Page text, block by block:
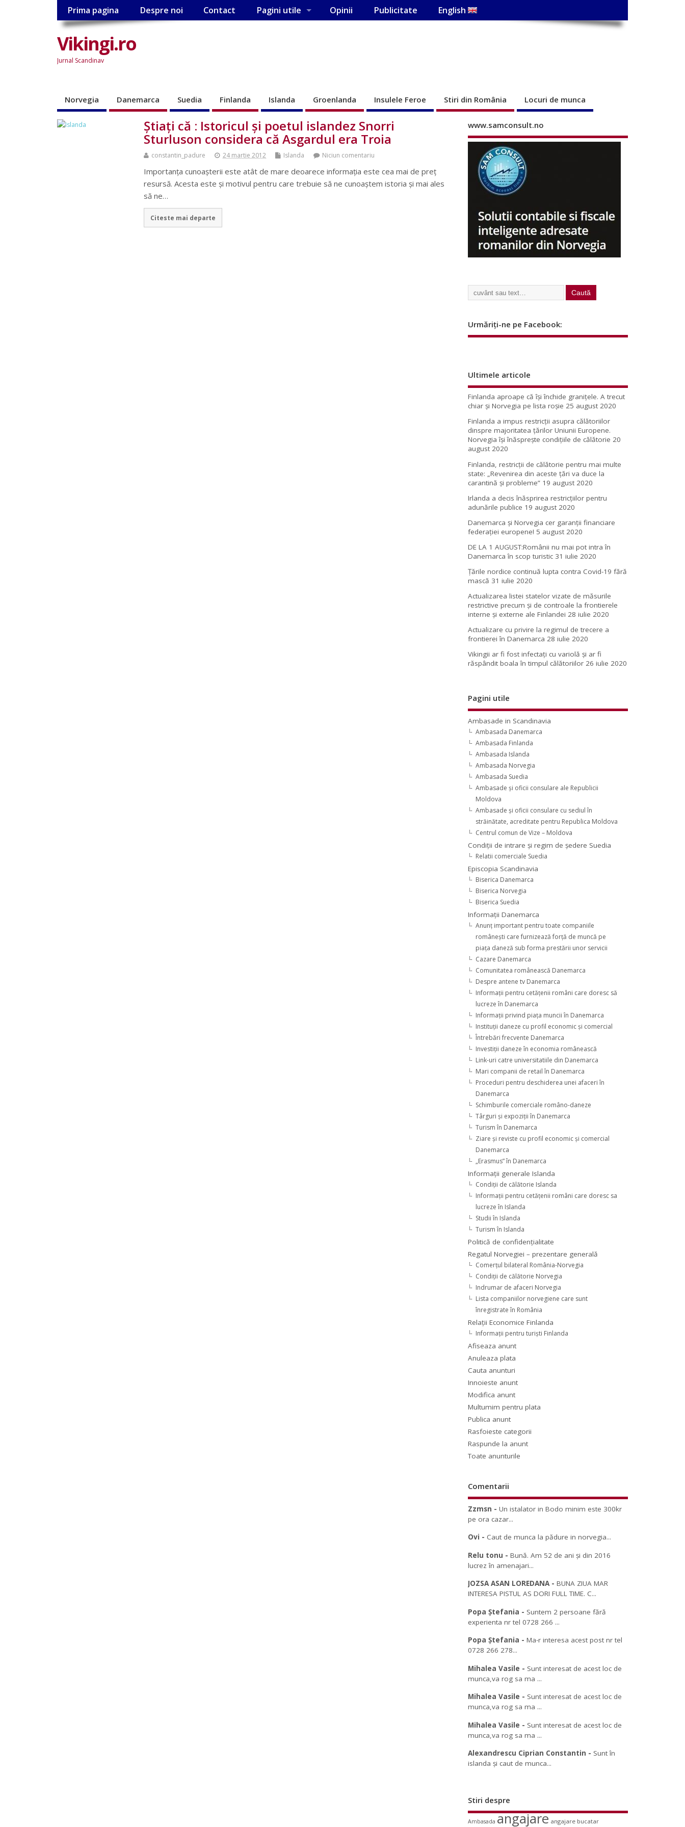
Prima pagina Despre noi Contact Pagini utile Opinii Publicitate English
Vikingi.ro
Jurnal Scandinav
Norvegia Danemarca Suedia Finlanda Islanda Groenlanda Insulele Feroe Stiri din România Locuri de munca
Ştiaţi că : Istoricul şi poetul islandez Snorri
Sturluson considera că Asgardul era Troia
constantin_padure 24 martie 2012 Islanda Niciun comentariu
Importanţa cunoaşterii este atât de mare deoarece informaţia este cea mai de preţ
resursă. Acesta este şi motivul pentru care trebuie să ne cunoaştem istoria şi mai ales
să ne…
Citeste mai departe
www.samconsult.no
Urmăriți-ne pe Facebook:
Ultimele articole
Finlanda aproape că își închide granițele. A trecut
chiar și Norvegia pe lista roșie 25 august 2020
Finlanda a impus restricţii asupra călătoriilor
dinspre majoritatea ţărilor Uniunii Europene.
Norvegia își înăsprește condițiile de călătorie 20
august 2020
Finlanda, restricţii de călătorie pentru mai multe
state: „Revenirea din aceste ţări va duce la
carantină şi probleme” 19 august 2020
Irlanda a decis înăsprirea restricțiilor pentru
adunările publice 19 august 2020
Danemarca și Norvegia cer garanții financiare
federației europene! 5 august 2020
DE LA 1 AUGUST:Românii nu mai pot intra în
Danemarca în scop turistic 31 iulie 2020
Țările nordice continuă lupta contra Covid-19 fără
mască 31 iulie 2020
Actualizarea listei statelor vizate de măsurile
restrictive precum și de controale la frontierele
interne și externe ale Finlandei 28 iulie 2020
Actualizare cu privire la regimul de trecere a
frontierei în Danemarca 28 iulie 2020
Vikingii ar fi fost infectaţi cu variolă şi ar fi
răspândit boala în timpul călătoriilor 26 iulie 2020
Pagini utile
Ambasade in Scandinavia
Ambasada Danemarca
Ambasada Finlanda
Ambasada Islanda
Ambasada Norvegia
Ambasada Suedia
Ambasade şi oficii consulare ale Republicii
Moldova
Ambasade şi oficii consulare cu sediul în
străinătate, acreditate pentru Republica Moldova
Centrul comun de Vize – Moldova
Condiţii de intrare şi regim de şedere Suedia
Relatii comerciale Suedia
Episcopia Scandinavia
Biserica Danemarca
Biserica Norvegia
Biserica Suedia
Informaţii Danemarca
Anunţ important pentru toate companiile
româneşti care furnizează forţă de muncă pe
piaţa daneză sub forma prestării unor servicii
Cazare Danemarca
Comunitatea românească Danemarca
Despre antene tv Danemarca
Informaţii pentru cetăţenii români care doresc să
lucreze în Danemarca
Informaţii privind piaţa muncii în Danemarca
Instituţii daneze cu profil economic şi comercial
Întrebări frecvente Danemarca
Investiţii daneze în economia românească
Link-uri catre universitatiile din Danemarca
Mari companii de retail în Danemarca
Proceduri pentru deschiderea unei afaceri în
Danemarca
Schimburile comerciale româno-daneze
Târguri şi expoziţii în Danemarca
Turism în Danemarca
Ziare şi reviste cu profil economic şi comercial
Danemarca
„Erasmus” în Danemarca
Informaţii generale Islanda
Condiţii de călătorie Islanda
Informaţii pentru cetăţenii români care doresc sa
lucreze în Islanda
Studii în Islanda
Turism în Islanda
Politică de confidențialitate
Regatul Norvegiei – prezentare generală
Comerţul bilateral România-Norvegia
Condiții de călătorie Norvegia
Indrumar de afaceri Norvegia
Lista companiilor norvegiene care sunt
înregistrate în România
Relaţii Economice Finlanda
Informaţii pentru turişti Finlanda
Afiseaza anunt
Anuleaza plata
Cauta anunturi
Innoieste anunt
Modifica anunt
Multumim pentru plata
Publica anunt
Rasfoieste categorii
Raspunde la anunt
Toate anunturile
Comentarii
Zzmsn -Un istalator in Bodo minim este 300kr
pe ora cazar...
Ovi - Caut de munca la pădure in norvegia...
Relu tonu -Bună. Am 52 de ani și din 2016
lucrez în amenajari...
JOZSA ASAN LOREDANA-BUNA ZIUA MAR
INTERESA PISTUL AS DORI FULL TIME. C...
Popa Ștefania - Suntem 2 persoane fără
experienta nr tel 0728 266 ...
Popa Ștefania -Ma-r interesa acest post nr tel
0728 266 278...
Mihalea Vasile - Sunt interesat de acest loc de
munca,va rog sa ma ...
Mihalea Vasile - Sunt interesat de acest loc de
munca,va rog sa ma ...
Mihalea Vasile - Sunt interesat de acest loc de
munca,va rog sa ma ...
Alexandrescu Ciprian Constantin - Sunt în
islanda și caut de munca...
Stiri despre
Ambasada angajare angajare bucatar